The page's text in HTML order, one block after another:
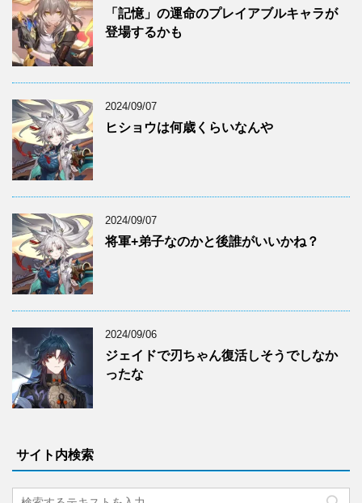
「記憶」の運命のプレイアブルキャラが
登場するかも
2024/09/07
ヒショウは何歳くらいなんや
2024/09/07
将軍+弟子なのかと後誰がいいかね？
2024/09/06
ジェイドで刃ちゃん復活しそうでしなか
ったな
サイト内検索